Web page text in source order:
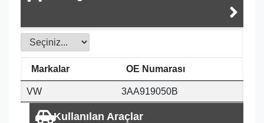
Markalar OE Numarası
VW 3AA919050B
Kullanılan Araçlar